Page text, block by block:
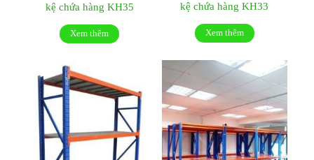
kệ chứa hàng KH35
Xem thêm
kệ chứa hàng KH33
Xem thêm